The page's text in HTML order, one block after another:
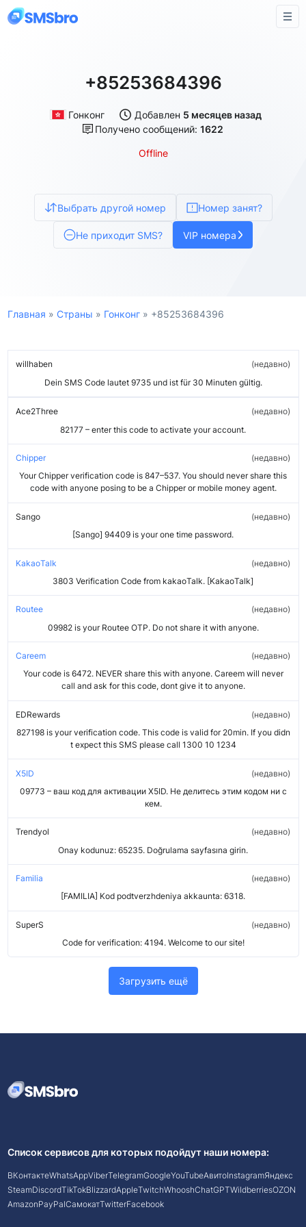
+85253684396
Гонконг Добавлен 5 месяцев назад
Получено сообщений:1622
Offline
Выбрать другой номер Номер занят?
Не приходит SMS? VIP номера
Главная » Страны » Гонконг» +85253684396
willhaben
Dein SMS Code lautet 9735 und ist für 30 Minuten gültig.
недавно
Ace2Three
82177 – enter this code to activate your account.
недавно
Chipper
Your Chipper verification code is 847–537. You should never share this
code with anyone posing to be a Chipper or mobile money agent.
недавно
Sango
[Sango] 94409 is your one time password.
недавно
KakaoTalk
3803 Verification Code from kakaoTalk. [KakaoTalk]
недавно
Routee
09982 is your Routee OTP. Do not share it with anyone.
недавно
Careem
Your code is 6472. NEVER share this with anyone. Careem will never
call and ask for this code, dont give it to anyone.
недавно
EDRewards
827198 is your verification code. This code is valid for 20min. If you didn
t expect this SMS please call 1300 10 1234
недавно
X5ID
09773 – ваш код для активации X5ID. Не делитесь этим кодом ни с
кем.
недавно
Trendyol
Onay kodunuz: 65235. Doğrulama sayfasına girin.
недавно
Familia
[FAMILIA] Kod podtverzhdeniya akkaunta: 6318.
недавно
SuperS
Code for verification: 4194. Welcome to our site!
недавно
Загрузить ещё
Список сервисов для которых подойдут наши номера:
ВКонтактеWhatsAppViberTelegramGoogleYouTubeАвитоInstagramЯндекс
SteamDiscordTikTokBlizzardAppleTwitchWhooshChatGPTWildberriesOZON
AmazonPayPalСамокатTwitterFacebook